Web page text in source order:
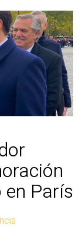
París